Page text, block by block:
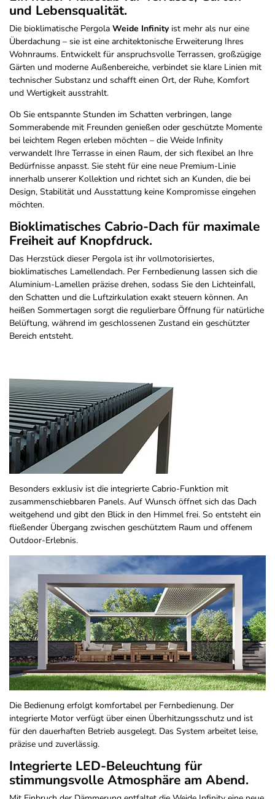
und Lebensqualität.
Die bioklimatische Pergola Weide Infinity ist mehr als nur eine
Überdachung – sie ist eine architektonische Erweiterung Ihres
Wohnraums. Entwickelt für anspruchsvolle Terrassen, großzügige
Gärten und moderne Außenbereiche, verbindet sie klare Linien mit
technischer Substanz und schafft einen Ort, der Ruhe, Komfort
und Wertigkeit ausstrahlt.
Ob Sie entspannte Stunden im Schatten verbringen, lange
Sommerabende mit Freunden genießen oder geschützte Momente
bei leichtem Regen erleben möchten – die Weide Infinity
verwandelt Ihre Terrasse in einen Raum, der sich flexibel an Ihre
Bedürfnisse anpasst. Sie steht für eine neue Premium-Linie
innerhalb unserer Kollektion und richtet sich an Kunden, die bei
Design, Stabilität und Ausstattung keine Kompromisse eingehen
möchten.
Bioklimatisches Cabrio-Dach für maximale
Freiheit auf Knopfdruck.
Das Herzstück dieser Pergola ist ihr vollmotorisiertes,
bioklimatisches Lamellendach. Per Fernbedienung lassen sich die
Aluminium-Lamellen präzise drehen, sodass Sie den Lichteinfall,
den Schatten und die Luftzirkulation exakt steuern können. An
heißen Sommertagen sorgt die regulierbare Öffnung für natürliche
Belüftung, während im geschlossenen Zustand ein geschützter
Bereich entsteht.
Besonders exklusiv ist die integrierte Cabrio-Funktion mit
zusammenschiebbaren Panels. Auf Wunsch öffnet sich das Dach
weitgehend und gibt den Blick in den Himmel frei. So entsteht ein
fließender Übergang zwischen geschütztem Raum und offenem
Outdoor-Erlebnis.
Die Bedienung erfolgt komfortabel per Fernbedienung. Der
integrierte Motor verfügt über einen Überhitzungsschutz und ist
für den dauerhaften Betrieb ausgelegt. Das System arbeitet leise,
präzise und zuverlässig.
Integrierte LED-Beleuchtung für
stimmungsvolle Atmosphäre am Abend.